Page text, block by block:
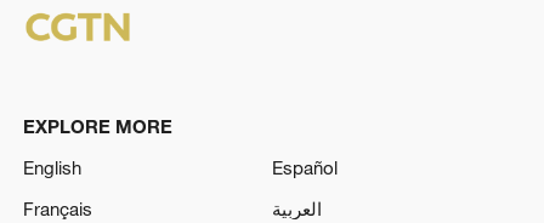
EXPLORE MORE
English
Español
Français
العربية